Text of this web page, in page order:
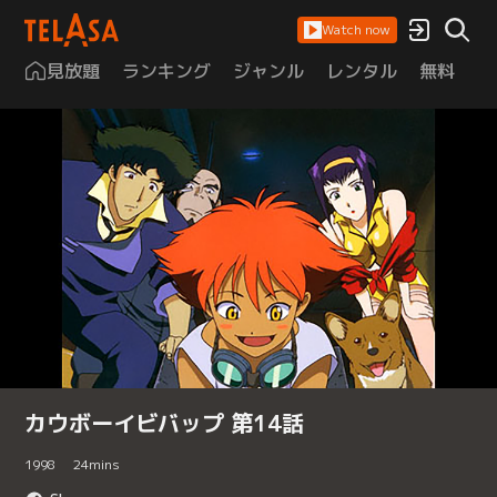
Watch now
見放題 ランキング ジャンル レンタル 無料
カウボーイビバップ 第14話
1998 24mins